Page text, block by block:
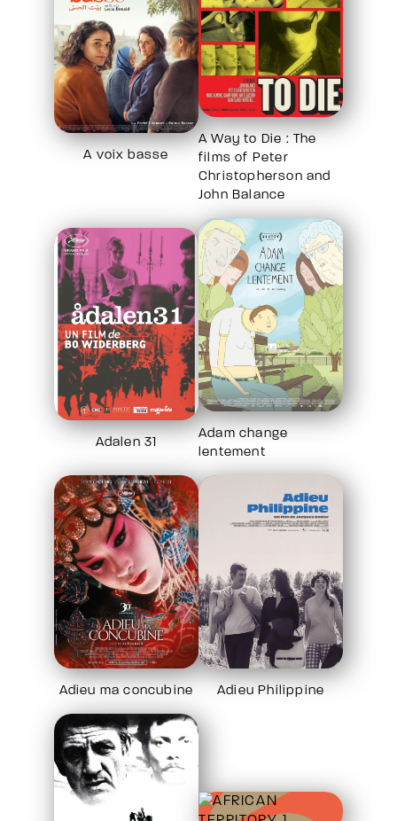
A voix basse
A Way to Die : The
films of Peter
Christopherson and
John Balance
Adalen 31
Adam change
lentement
Adieu ma concubine Adieu Philippine